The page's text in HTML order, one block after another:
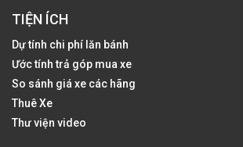
TIỆN ÍCH
Dự tính chi phí lăn bánh
Ước tính trả góp mua xe
So sánh giá xe các hãng
Thuê Xe
Thư viện video